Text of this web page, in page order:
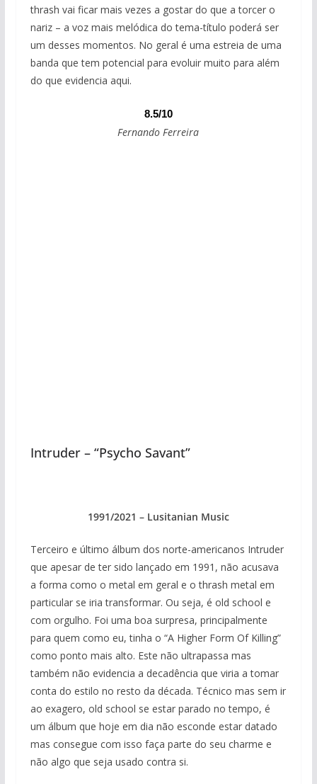
thrash vai ficar mais vezes a gostar do que a torcer o
nariz – a voz mais melódica do tema-título poderá ser
um desses momentos. No geral é uma estreia de uma
banda que tem potencial para evoluir muito para além
do que evidencia aqui.
8.5/10
Fernando Ferreira
Intruder – “Psycho Savant”
1991/2021 – Lusitanian Music
Terceiro e último álbum dos norte-americanos Intruder
que apesar de ter sido lançado em 1991, não acusava
a forma como o metal em geral e o thrash metal em
particular se iria transformar. Ou seja, é old school e
com orgulho. Foi uma boa surpresa, principalmente
para quem como eu, tinha o “A Higher Form Of Killing”
como ponto mais alto. Este não ultrapassa mas
também não evidencia a decadência que viria a tomar
conta do estilo no resto da década. Técnico mas sem ir
ao exagero, old school se estar parado no tempo, é
um álbum que hoje em dia não esconde estar datado
mas consegue com isso faça parte do seu charme e
não algo que seja usado contra si.